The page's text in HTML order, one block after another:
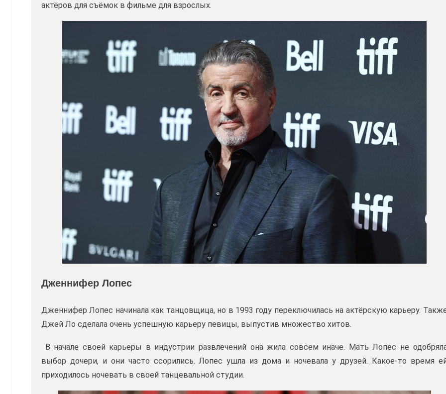
актёров для съёмок в фильме для взрослых.
Дженнифер Лопес
Дженнифер Лопес начинала как танцовщица, но в 1993 году переключилась на актёрскую карьеру.
Джей Ло сделала очень успешную карьеру певицы, выпустив множество хитов.
В начале своей карьеры в индустрии развлечений она жила совсем иначе. Мать Лопес не
выбор дочери, и они часто ссорились. Лопес ушла из дома и ночевала у друзей. Какое-то время
приходилось ночевать в своей танцевальной студии.